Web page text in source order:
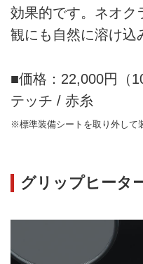
効果的です。ネオク
観にも自然に溶け込
■価格：22,000円（
テッチ / 赤糸
※標準装備シートを取り外して
グリップヒータ